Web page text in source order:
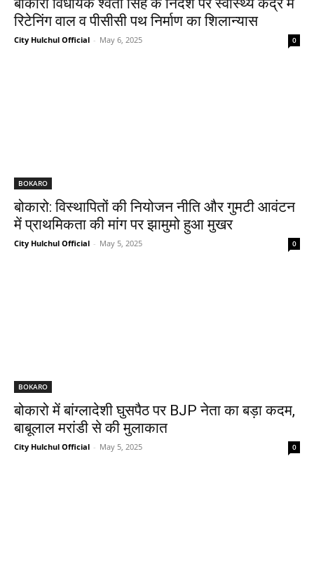
रिटेनिंग वाल व पीसीसी पथ निर्माण का शिलान्यास
City Hulchul Official - May 6, 2025 0
BOKARO
बोकारो: विस्थापितों की नियोजन नीति और गुमटी आवंटन
में प्राथमिकता की मांग पर झामुमो हुआ मुखर
City Hulchul Official - May 5, 2025 0
BOKARO
बोकारो में बांग्लादेशी घुसपैठ पर BJP नेता का बड़ा कदम,
बाबूलाल मरांडी से की मुलाकात
City Hulchul Official - May 5, 2025 0